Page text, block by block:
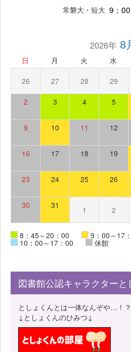
常磐大・短大 9：
2026年8
日 月 火 水
26 27 28 29
2 3 4 5
9 10 11 12
16 17 18 19
23 24 25 26
30 31 1 2
8：45～20：00 9：00～17
10：00～17：00
休館
図書館公認キャラクターと
としょくんとは一体なんぞや…！
↓としょくんのひみつ↓